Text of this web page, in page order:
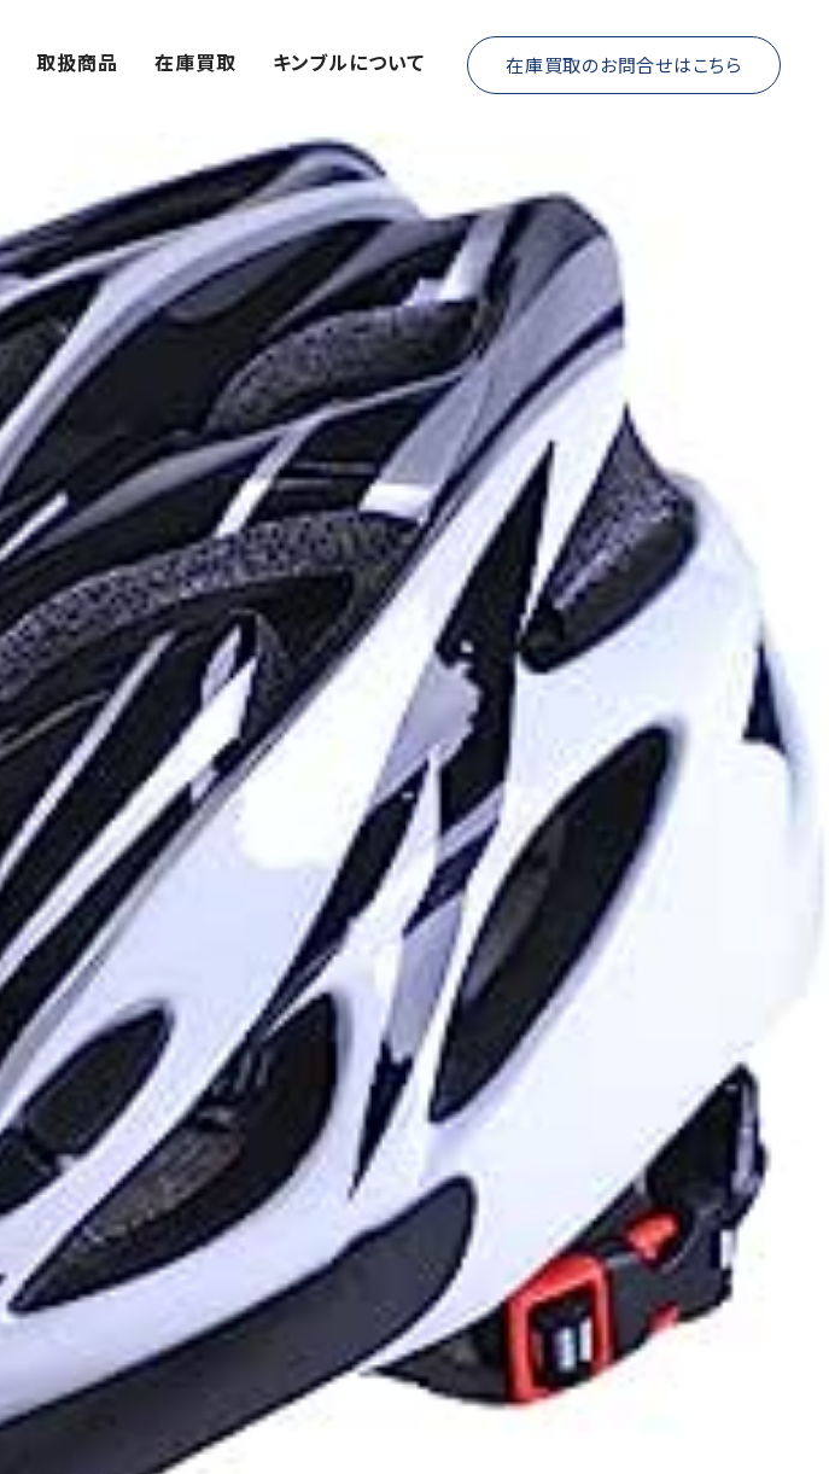
取扱商品 在庫買取 キンブルについて 在庫買取のお問合せはこちら